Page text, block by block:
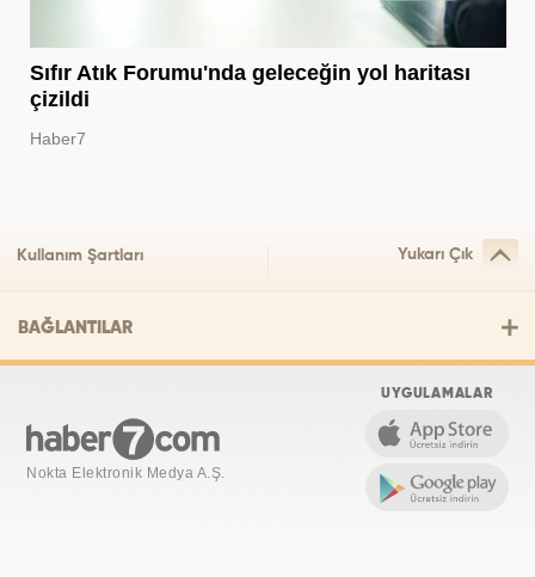
Sıfır Atık Forumu'nda geleceğin yol haritası
çizildi
Haber7
Kullanım Şartları Yukarı Çık
BAĞLANTILAR
Nokta Elektronik Medya A.Ş.
UYGULAMALAR